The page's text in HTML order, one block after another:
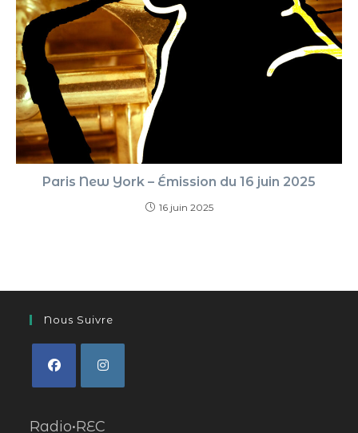
Paris New York – Émission du 16 juin 2025
16 juin 2025
Nous Suivre
Radio•REC